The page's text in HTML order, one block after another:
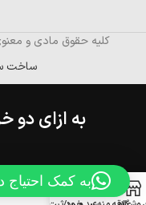
کلیه حقوق مادی و
ساخت
به ازای دو
به کمک احتیاج